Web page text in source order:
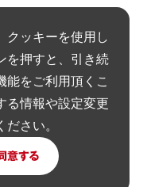
Series
クッキーを使用し
を押すと、引き続
能をご利用頂くこ
る情報や設定変更
ださい。
意する